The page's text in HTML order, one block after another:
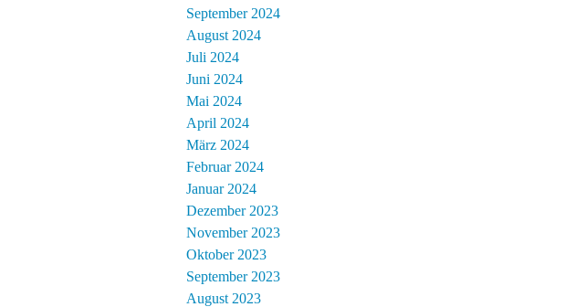
September 2024
August 2024
Juli 2024
Juni 2024
Mai 2024
April 2024
März 2024
Februar 2024
Januar 2024
Dezember 2023
November 2023
Oktober 2023
September 2023
August 2023